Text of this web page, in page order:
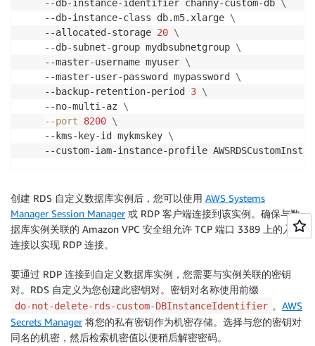
	--db-instance-identifier channy-custom-db
\
	--db-instance-class db.m5.xlarge
\
	--allocated-storage
20 \
	--db-subnet-group mydbsubnetgroup
\
	--master-username myuser
\
	--master-user-password mypassword
\
	--backup-retention-period
3 \
	--no-multi-az
\
--port
8200 \
	--kms-key-id mykmskey
\
--custom-iam-instance-profile
创建 RDS 自定义数据库实例后，您可以使用 AWS Systems
Manager Session Manager或 RDP 客户端连接到该实例。确保与数
据库实例关联的 Amazon VPC 安全组允许 TCP 端口 3389 上的入站
连接以实现 RDP 连接。
要通过 RDP 连接到自定义数据库实例，您需要与实例关联的密钥
对。RDS 自定义为您创建此密钥对。密钥对名称使用前缀
do-not-delete-rds-custom-DBInstanceIdentifier 。 AWS
Secrets Manager将您的私有密钥作为机密存储。选择与您的密钥对
同名的机密，然后检索机密值以便稍后解密密码。